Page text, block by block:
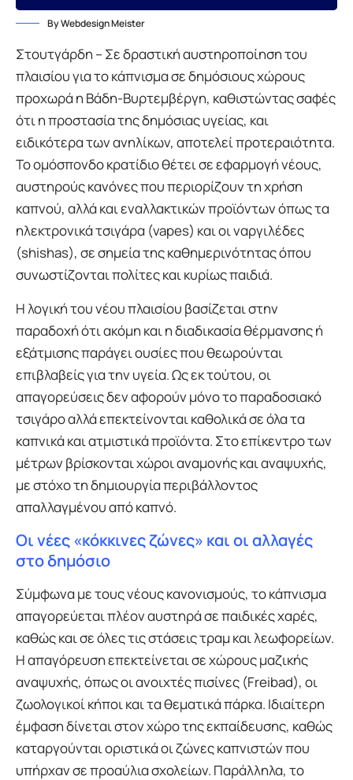
By Webdesign Meister
Στουτγάρδη – Σε δραστική αυστηροποίηση του
πλαισίου για το κάπνισμα σε δημόσιους χώρους
προχωρά η Βάδη-Βυρτεμβέργη, καθιστώντας σαφές
ότι η προστασία της δημόσιας υγείας, και
ειδικότερα των ανηλίκων, αποτελεί προτεραιότητα.
Το ομόσπονδο κρατίδιο θέτει σε εφαρμογή νέους,
αυστηρούς κανόνες που περιορίζουν τη χρήση
καπνού, αλλά και εναλλακτικών προϊόντων όπως τα
ηλεκτρονικά τσιγάρα (vapes) και οι ναργιλέδες
(shishas), σε σημεία της καθημερινότητας όπου
συνωστίζονται πολίτες και κυρίως παιδιά.
Η λογική του νέου πλαισίου βασίζεται στην
παραδοχή ότι ακόμη και η διαδικασία θέρμανσης ή
εξάτμισης παράγει ουσίες που θεωρούνται
επιβλαβείς για την υγεία. Ως εκ τούτου, οι
απαγορεύσεις δεν αφορούν μόνο το παραδοσιακό
τσιγάρο αλλά επεκτείνονται καθολικά σε όλα τα
καπνικά και ατμιστικά προϊόντα. Στο επίκεντρο των
μέτρων βρίσκονται χώροι αναμονής και αναψυχής,
με στόχο τη δημιουργία περιβάλλοντος
απαλλαγμένου από καπνό.
Οι νέες «κόκκινες ζώνες» και οι αλλαγές
στο δημόσιο
Σύμφωνα με τους νέους κανονισμούς, το κάπνισμα
απαγορεύεται πλέον αυστηρά σε παιδικές χαρές,
καθώς και σε όλες τις στάσεις τραμ και λεωφορείων.
Η απαγόρευση επεκτείνεται σε χώρους μαζικής
αναψυχής, όπως οι ανοιχτές πισίνες (Freibad), οι
ζωολογικοί κήποι και τα θεματικά πάρκα. Ιδιαίτερη
έμφαση δίνεται στον χώρο της εκπαίδευσης, καθώς
καταργούνται οριστικά οι ζώνες καπνιστών που
υπήρχαν σε προαύλια σχολείων. Παράλληλα, το